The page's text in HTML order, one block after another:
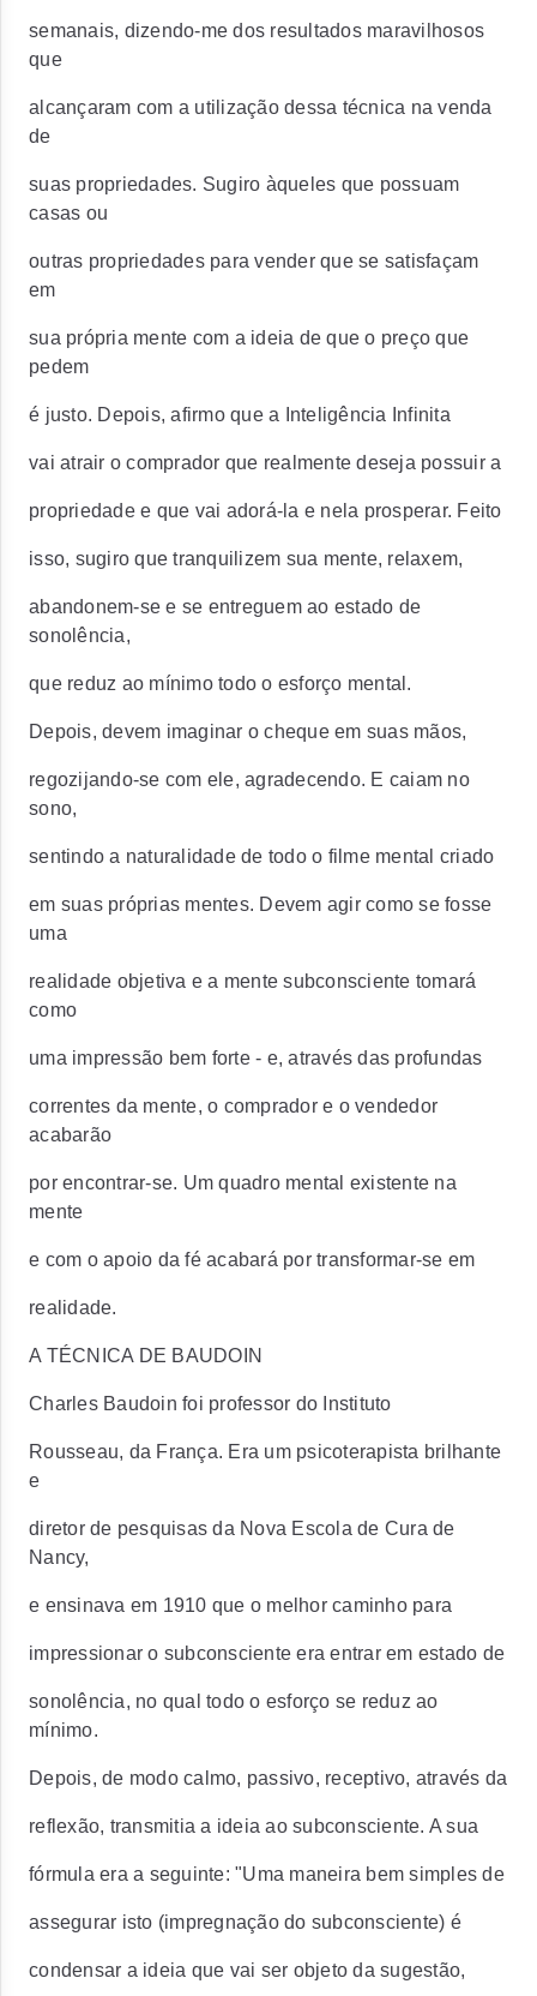
semanais, dizendo-me dos resultados maravilhosos
que
alcançaram com a utilização dessa técnica na venda
de
suas propriedades. Sugiro àqueles que possuam
casas ou
outras propriedades para vender que se satisfaçam
em
sua própria mente com a ideia de que o preço que
pedem
é justo. Depois, afirmo que a Inteligência Infinita
vai atrair o comprador que realmente deseja possuir a
propriedade e que vai adorá-la e nela prosperar. Feito
isso, sugiro que tranquilizem sua mente, relaxem,
abandonem-se e se entreguem ao estado de
sonolência,
que reduz ao mínimo todo o esforço mental.
Depois, devem imaginar o cheque em suas mãos,
regozijando-se com ele, agradecendo. E caiam no
sono,
sentindo a naturalidade de todo o filme mental criado
em suas próprias mentes. Devem agir como se fosse
uma
realidade objetiva e a mente subconsciente tomará
como
uma impressão bem forte - e, através das profundas
correntes da mente, o comprador e o vendedor
acabarão
por encontrar-se. Um quadro mental existente na
mente
e com o apoio da fé acabará por transformar-se em
realidade.
A TÉCNICA DE BAUDOIN
Charles Baudoin foi professor do Instituto
Rousseau, da França. Era um psicoterapista brilhante
e
diretor de pesquisas da Nova Escola de Cura de
Nancy,
e ensinava em 1910 que o melhor caminho para
impressionar o subconsciente era entrar em estado de
sonolência, no qual todo o esforço se reduz ao
mínimo.
Depois, de modo calmo, passivo, receptivo, através da
reflexão, transmitia a ideia ao subconsciente. A sua
fórmula era a seguinte: "Uma maneira bem simples de
assegurar isto (impregnação do subconsciente) é
condensar a ideia que vai ser objeto da sugestão,